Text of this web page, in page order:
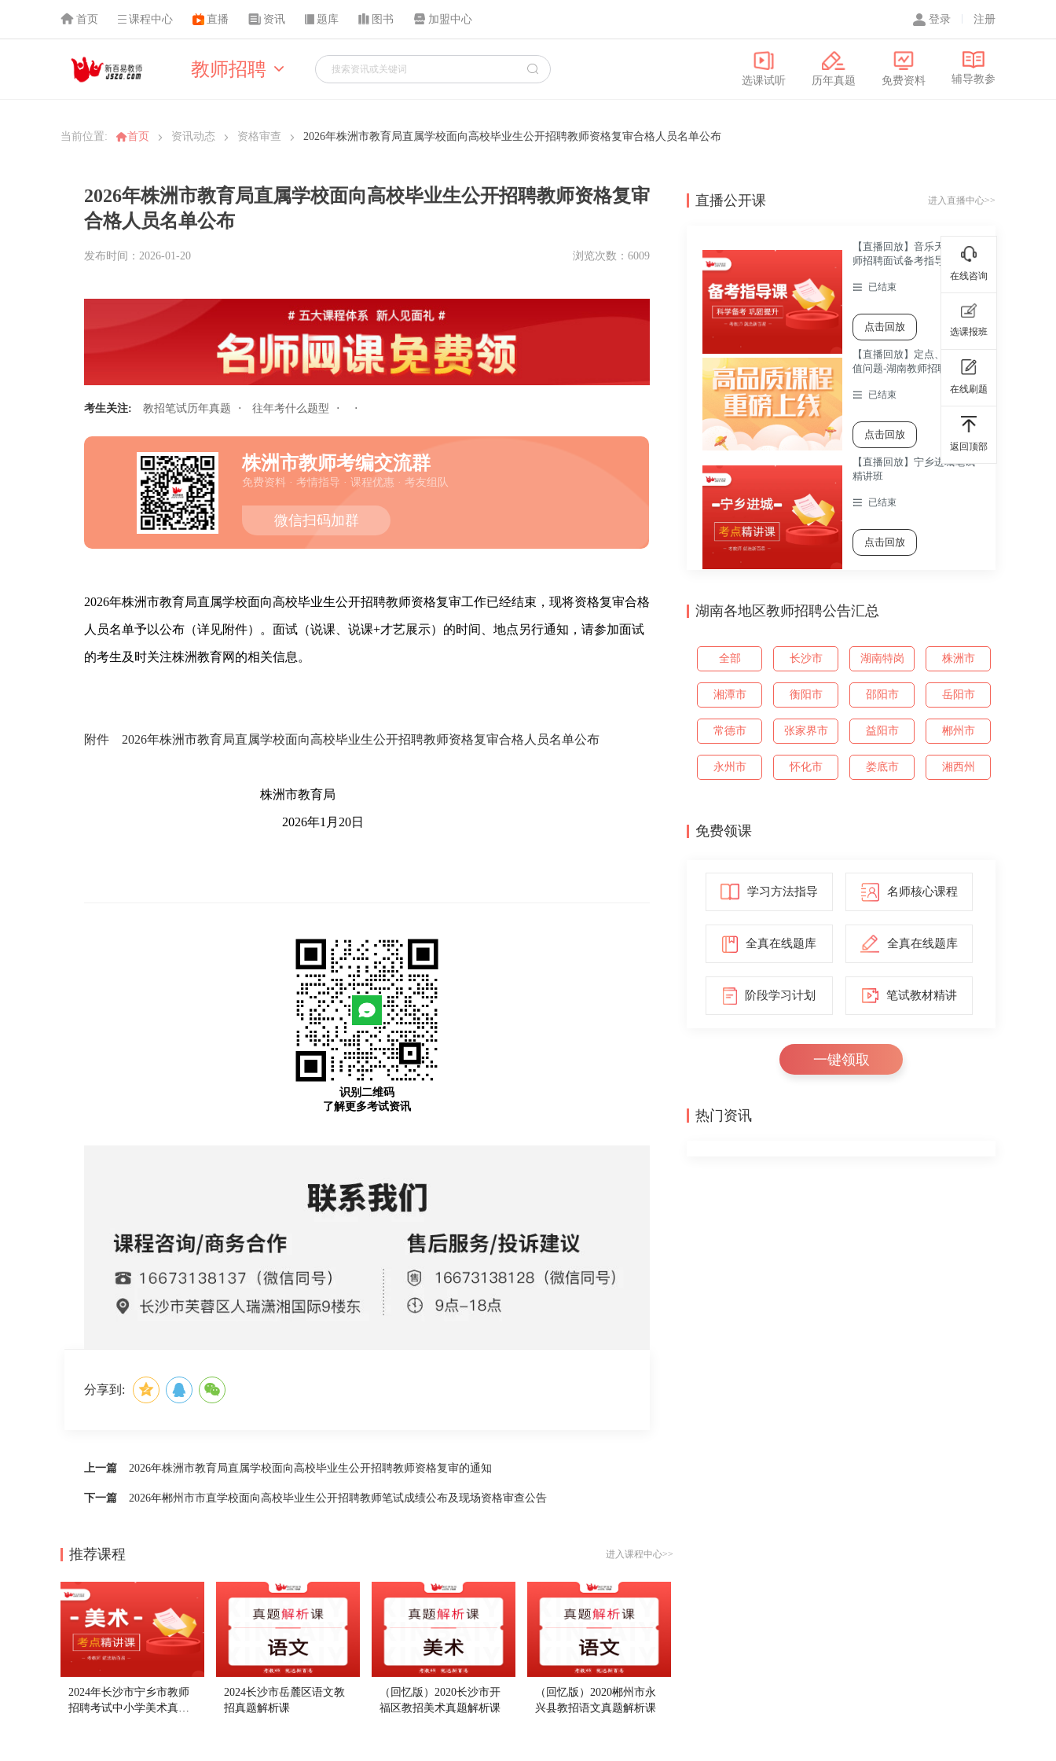
首页 课程中心 直播 资讯 题库 图书 加盟中心 登录 注册
教师招聘
选课试听 历年真题 免费资料 辅导教参
当前位置: 首页 资讯动态 资格审查 2026年株洲市教育局直属学校面向高校毕业生公开招聘教师资格复审合格人员名单公布
2026年株洲市教育局直属学校面向高校毕业生公开招聘教师资格复审
合格人员名单公布
发布时间：2026-01-20 浏览次数：6009
考生关注: 教招笔试历年真题 · 往年考什么题型 · ·
株洲市教师考编交流群
免费资料 · 考情指导 · 课程优惠 · 考友组队
微信扫码加群
2026年株洲市教育局直属学校面向高校毕业生公开招聘教师资格复审工作已经结束，现将资格复审合格
人员名单予以公布（详见附件）。面试（说课、说课+才艺展示）的时间、地点另行通知，请参加面试
的考生及时关注株洲教育网的相关信息。
附件 2026年株洲市教育局直属学校面向高校毕业生公开招聘教师资格复审合格人员名单公布
株洲市教育局
2026年1月20日
识别二维码
了解更多考试资讯
分享到:
上一篇 2026年株洲市教育局直属学校面向高校毕业生公开招聘教师资格复审的通知
下一篇 2026年郴州市市直学校面向高校毕业生公开招聘教师笔试成绩公布及现场资格审查公告
推荐课程 进入课程中心>>
2024年长沙市宁乡市教师
招聘考试中小学美术真题
2024长沙市岳麓区语文教
招真题解析课
（回忆版）2020长沙市开
福区教招美术真题解析课
（回忆版）2020郴州市永
兴县教招语文真题解析课
直播公开课 进入直播中心>>
【直播回放】音乐天心区教
师招聘面试备考指导直播课
已结束
点击回放
【直播回放】定点、动点最
值问题-湖南教师招聘考试数
已结束
点击回放
【直播回放】宁乡进城笔试
精讲班
已结束
点击回放
湖南各地区教师招聘公告汇总
全部 长沙市 湖南特岗 株洲市
湘潭市 衡阳市 邵阳市 岳阳市
常德市 张家界市 益阳市 郴州市
永州市 怀化市 娄底市 湘西州
免费领课
学习方法指导 名师核心课程
全真在线题库 全真在线题库
阶段学习计划 笔试教材精讲
一键领取
热门资讯
在线咨询
选课报班
在线刷题
返回顶部